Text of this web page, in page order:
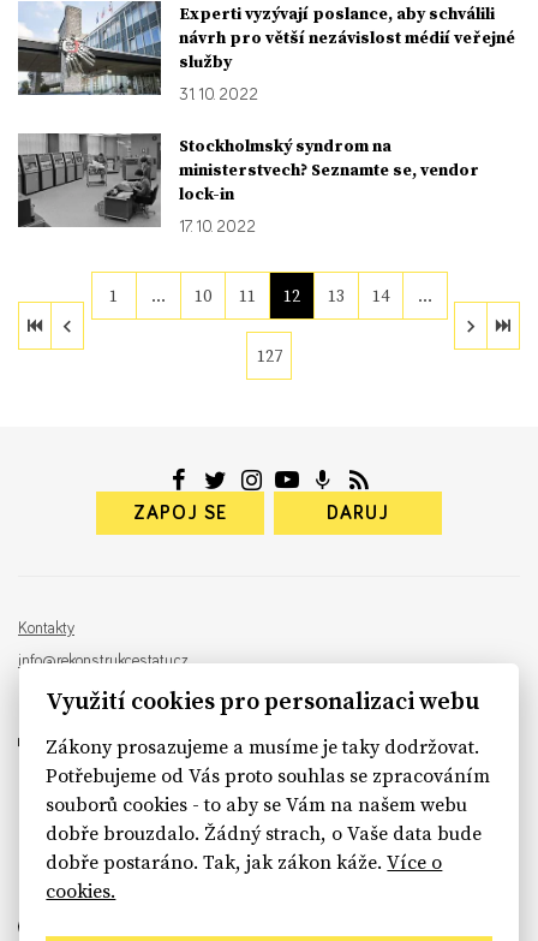
Experti vyzývají poslance, aby schválili
návrh pro větší nezávislost médií veřejné
služby
31. 10. 2022
Stockholmský syndrom na
ministerstvech? Seznamte se, vendor
lock-in
17. 10. 2022
1 … 10 11 12 13 14 …
127
ZAPOJ SE DARUJ
Kontakty
info@rekonstrukcestatu.cz
Návrh a vývoj: Sinfin , ilustrace:
sinfin.digital
Využití cookies pro personalizaci webu
Zákony prosazujeme a musíme je taky dodržovat.
Potřebujeme od Vás proto souhlas se zpracováním
souborů cookies - to aby se Vám na našem webu
dobře brouzdalo. Žádný strach, o Vaše data bude
dobře postaráno. Tak, jak zákon káže.Více o
cookies.